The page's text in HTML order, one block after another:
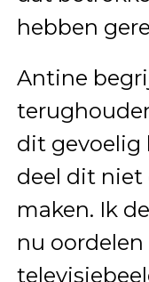
hebben
Antine
dit gevoelig
deel dit
maken. Ik
nu oordelen